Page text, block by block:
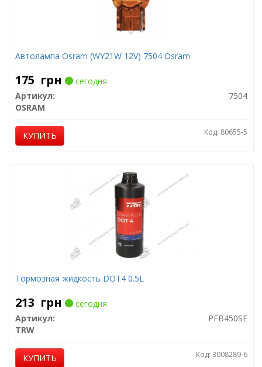
Автолампа Osram (WY21W 12V) 7504 Osram
175 грн
сегодня
Артикул:
7504
OSRAM
КУПИТЬ Код: 80655-5
Тормозная жидкость DOT4 0.5L
213 грн
сегодня
Артикул:
PFB450SE
TRW
КУПИТЬ Код: 3008289-6